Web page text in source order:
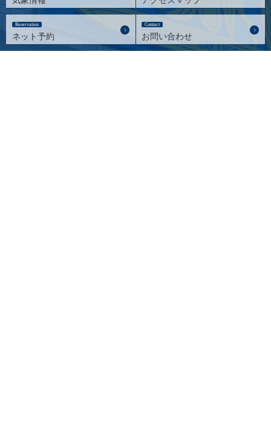
Reservation
ネット予約
Contact
お問い合わせ